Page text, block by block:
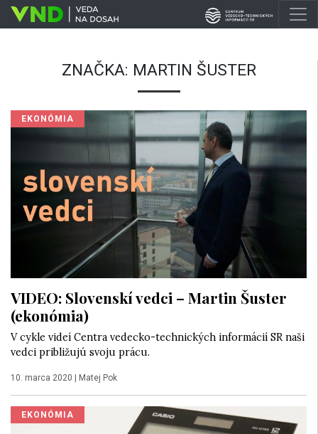
ZNAČKA: MARTIN ŠUSTER
EKONÓMIA
VIDEO: Slovenskí vedci – Martin Šuster
(ekonómia)
V cykle videí Centra vedecko-technických informácií SR naši
vedci približujú svoju prácu.
10. marca 2020 Matej Pok
EKONÓMIA